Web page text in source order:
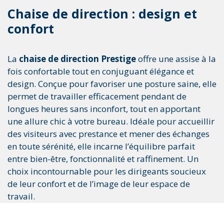
Chaise de direction : design et
confort
La chaise de direction Prestigeoffre une assise à la
fois confortable tout en conjuguant élégance et
design. Conçue pour favoriser une posture saine, elle
permet de travailler efficacement pendant de
longues heures sans inconfort, tout en apportant
une allure chic à votre bureau. Idéale pour accueillir
des visiteurs avec prestance et mener des échanges
en toute sérénité, elle incarne l’équilibre parfait
entre bien-être, fonctionnalité et raffinement. Un
choix incontournable pour les dirigeants soucieux
de leur confort et de l’image de leur espace de
travail.